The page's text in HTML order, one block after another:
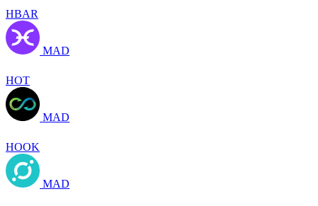
HBAR
MAD
HOT
MAD
HOOK
MAD